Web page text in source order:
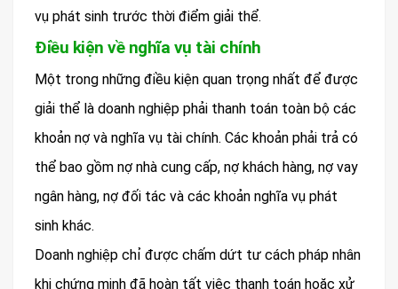
vụ phát sinh trước thời điểm giải thể.
Điều kiện về nghĩa vụ tài chính
Một trong những điều kiện quan trọng nhất để được
giải thể là doanh nghiệp phải thanh toán toàn bộ các
khoản nợ và nghĩa vụ tài chính. Các khoản phải trả có
thể bao gồm nợ nhà cung cấp, nợ khách hàng, nợ vay
ngân hàng, nợ đối tác và các khoản nghĩa vụ phát
sinh khác.
Doanh nghiệp chỉ được chấm dứt tư cách pháp nhân
khi chứng minh đã hoàn tất việc thanh toán hoặc xử